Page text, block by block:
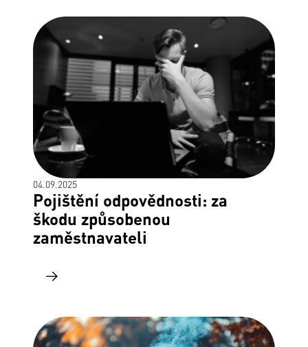
04.09.2025
Pojištění odpovědnosti: za
škodu způsobenou
zaměstnavateli